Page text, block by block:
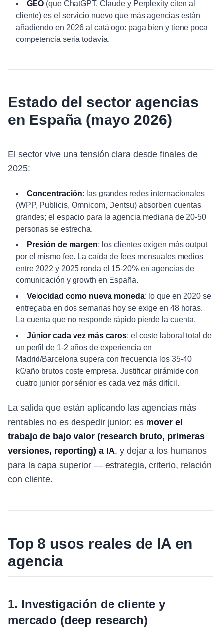
GEO (que ChatGPT, Claude y Perplexity citen al
cliente) es el servicio nuevo que más agencias están
añadiendo en 2026 al catálogo: paga bien y tiene poca
competencia seria todavía.
Estado del sector agencias
en España (mayo 2026)
El sector vive una tensión clara desde finales de
2025:
Concentración: las grandes redes internacionales
(WPP, Publicis, Omnicom, Dentsu) absorben cuentas
grandes; el espacio para la agencia mediana de 20-50
personas se estrecha.
Presión de margen: los clientes exigen más output
por el mismo fee. La caída de fees mensuales medios
entre 2022 y 2025 ronda el 15-20% en agencias de
comunicación y growth en España.
Velocidad como nueva moneda: lo que en 2020 se
entregaba en dos semanas hoy se exige en 48 horas.
La cuenta que no responde rápido pierde la cuenta.
Júnior cada vez más caros: el coste laboral total de
un perfil de 1-2 años de experiencia en
Madrid/Barcelona supera con frecuencia los 35-40
k€/año brutos coste empresa. Justificar pirámide con
cuatro junior por sénior es cada vez más difícil.
La salida que están aplicando las agencias más
rentables no es despedir junior: es mover el
trabajo de bajo valor (research bruto, primeras
versiones, reporting) a IA, y dejar a los humanos
para la capa superior — estrategia, criterio, relación
con cliente.
Top 8 usos reales de IA en
agencia
1. Investigación de cliente y
mercado (deep research)